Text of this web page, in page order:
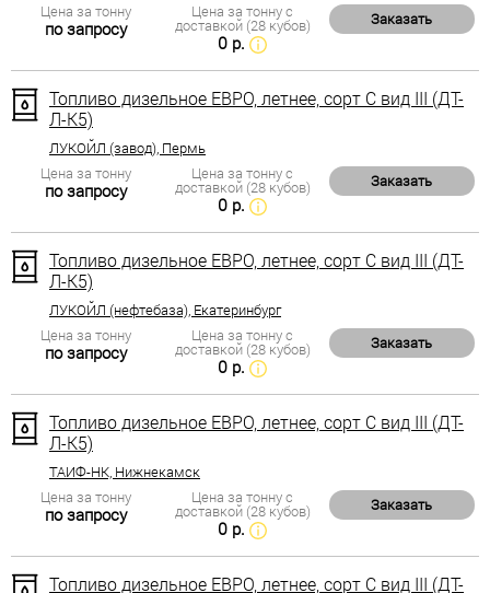
Цена за тонну
по запросу
Цена за тонну с
доставкой (28 кубов)
0 р.
Заказать
Топливо дизельное ЕВРО, летнее, сорт С вид III (ДТ-
Л-К5)
ЛУКОЙЛ (завод), Пермь
Цена за тонну
по запросу
Цена за тонну с
доставкой (28 кубов)
0 р.
Заказать
Топливо дизельное ЕВРО, летнее, сорт С вид III (ДТ-
Л-К5)
ЛУКОЙЛ (нефтебаза), Екатеринбург
Цена за тонну
по запросу
Цена за тонну с
доставкой (28 кубов)
0 р.
Заказать
Топливо дизельное ЕВРО, летнее, сорт С вид III (ДТ-
Л-К5)
ТАИФ-НК, Нижнекамск
Цена за тонну
по запросу
Цена за тонну с
доставкой (28 кубов)
0 р.
Заказать
Топливо дизельное ЕВРО, летнее, сорт С вид III (ДТ-